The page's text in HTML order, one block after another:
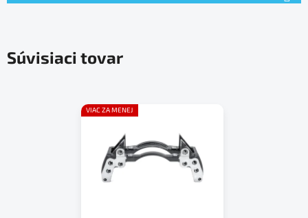
Súvisiaci tovar
VIAC ZA MENEJ